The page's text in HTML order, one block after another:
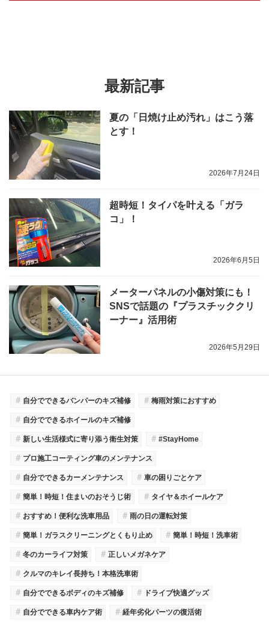
最新記事
夏の「日焼け止め汚れ」はこう落
とす！
2026年7月24日
超時短！タイパを叶える「ガラ
コ」！
2026年6月5日
メーターパネルの小傷対策にも！
SNSで話題の『プラスチッククリ
ーナー』活用術
2026年5月29日
＃ 自分でできるバンパーのキズ補修 ＃ 梅雨対策におすすめ
＃ 自分でできるホイールのキズ補修
＃ 新しい生活様式に寄り添う衛生対策 ＃ #StayHome
＃ プロ施工コーティング車のメンテナンス
＃ 自分でできるカーメンテナンス ＃ 車の困りごとケア
＃ 簡単！時短！住まいのおそうじ術 ＃ タイヤ＆ホイールケア
＃ おすすめ！便利な洗車用品 ＃ 雨の日の運転対策
＃ 簡単！ガラスクリーニングとくもり止め ＃ 簡単！時短！洗車術
＃ 冬のカーライフ対策 ＃ 正しいメガネケア
＃ クルマのキレイ長持ち！本格洗車術
＃ 自分でできるボディのキズ補修 ＃ ドライブ快適グッズ
＃ 自分でできる車内ケア術 ＃ 経年劣化パーツの復活術